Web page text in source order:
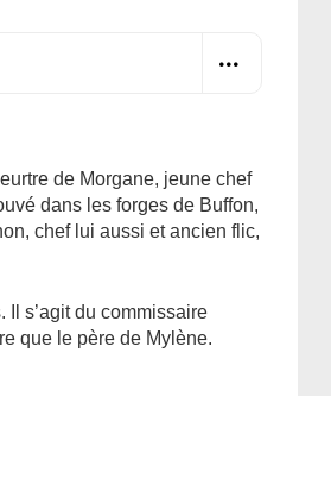
de Morgane, jeune chef
dans les forges de Buffon,
chef lui aussi et ancien flic,
s’agit du commissaire
que le père de Mylène.